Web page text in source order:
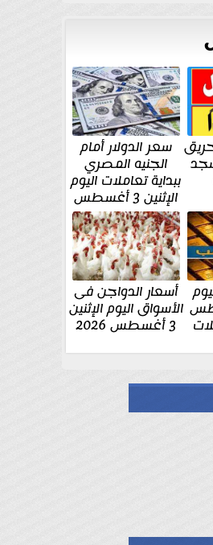
سعر الدولار أمام
الجنيه المصري
ببداية تعاملات اليوم
الإثنين 3 أغسطس
أسعار الدواجن فى
الأسواق اليوم الإثنين
3 أغسطس 2026